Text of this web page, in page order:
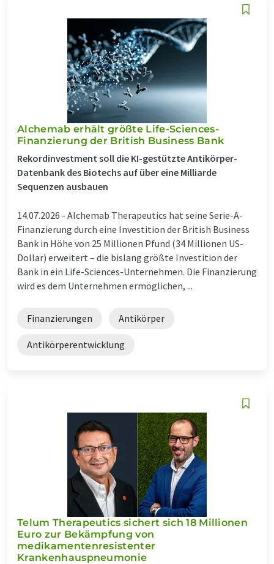
Alchemab erhält größte Life-Sciences-
Finanzierung der British Business Bank
Rekordinvestment soll die KI-gestützte Antikörper-
Datenbank des Biotechs auf über eine Milliarde
Sequenzen ausbauen
14.07.2026 - Alchemab Therapeutics hat seine Serie-A-
Finanzierung durch eine Investition der British Business
Bank in Höhe von 25 Millionen Pfund (34 Millionen US-
Dollar) erweitert – die bislang größte Investition der
Bank in ein Life-Sciences-Unternehmen. Die Finanzierung
wird es dem Unternehmen ermöglichen, ...
Finanzierungen Antikörper
Antikörperentwicklung
Telum Therapeutics sichert sich 18 Millionen
Euro zur Bekämpfung von
medikamentenresistenter
Krankenhauspneumonie